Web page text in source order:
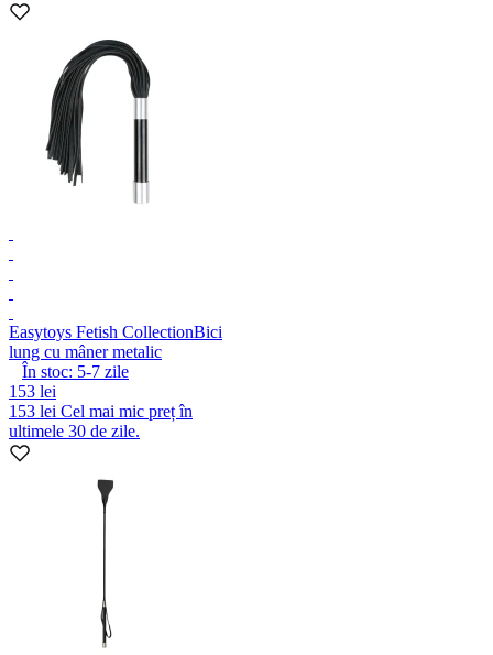
Easytoys Fetish CollectionBici
lung cu mâner metalic
În stoc: 5-7 zile
153 lei
153 lei Cel mai mic preț în
ultimele 30 de zile.